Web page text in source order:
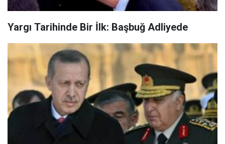
Yargı Tarihinde Bir İlk: Başbuğ Adliyede